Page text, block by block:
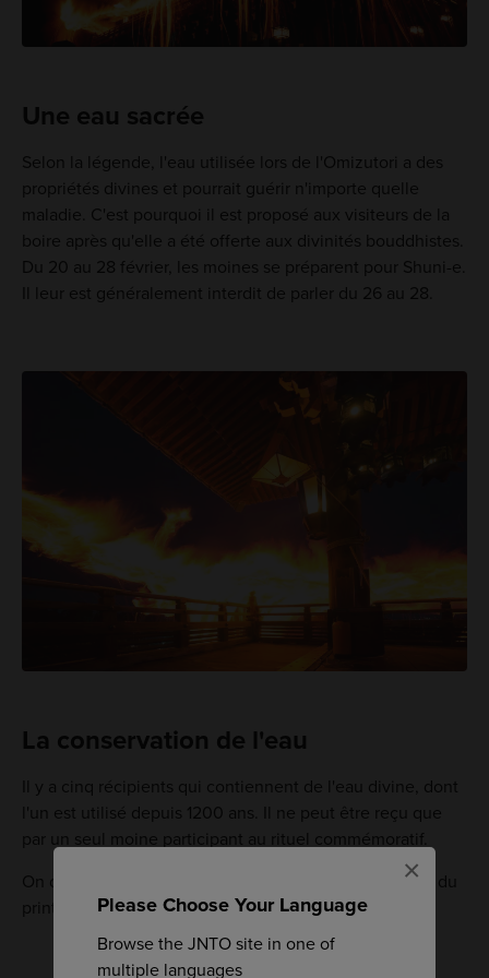
Please Choose Your Language
Browse the JNTO site in one of
multiple languages
×
Une eau sacrée
Selon la légende, l'eau utilisée lors de l'Omizutori a des
propriétés divines et pourrait guérir n'importe quelle
maladie. C'est pourquoi il est proposé aux visiteurs de la
boire après qu'elle a été offerte aux divinités bouddhistes.
Du 20 au 28 février, les moines se préparent pour Shuni-e.
Il leur est généralement interdit de parler du 26 au 28.
La conservation de l'eau
Il y a cinq récipients qui contiennent de l'eau divine, dont
l'un est utilisé depuis 1200 ans. Il ne peut être reçu que
par un seul moine participant au rituel commémoratif.
On dit que la fin du festival annonce l'arrivée officielle du
printemps et le début de la floraison des cerisiers.